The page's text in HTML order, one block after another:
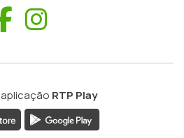
Facebook
RTP Play